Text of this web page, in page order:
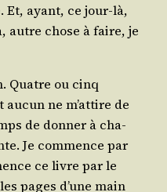
Et, ayant, ce jour-là,
autre chose à faire, je
Quatre ou cinq
ne m’at­tire de
de don­ner à cha­
Je com­mence par
ce livre par le
pages d’une main